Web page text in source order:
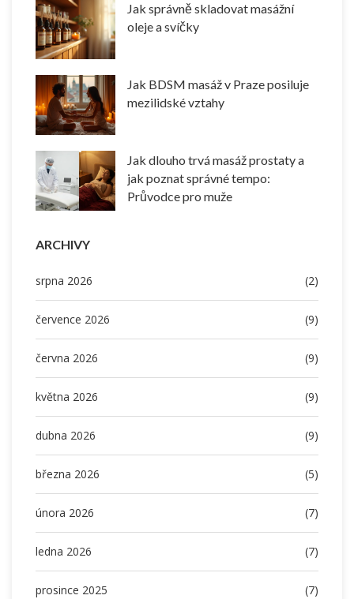
Jak správně skladovat masážní
oleje a svíčky
Jak BDSM masáž v Praze posiluje
mezilidské vztahy
Jak dlouho trvá masáž prostaty a
jak poznat správné tempo:
Průvodce pro muže
ARCHIVY
srpna 2026 (2)
července 2026 (9)
června 2026 (9)
května 2026 (9)
dubna 2026 (9)
března 2026 (5)
února 2026 (7)
ledna 2026 (7)
prosince 2025 (7)